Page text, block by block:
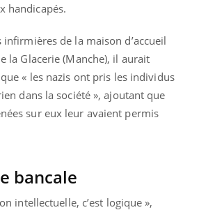
handicapés.
infirmières de la maison d’accueil
la Glacerie (Manche), il aurait
« les nazis ont pris les individus
dans la société », ajoutant que
sur eux leur avaient permis
bancale
intellectuelle, c’est logique »,